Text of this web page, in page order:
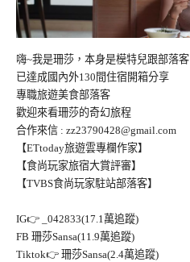
嗨~我是珊莎，本身是模特兒跟部落客
已達成國內外130間住宿開箱分享
專職旅遊美食部落客
歡迎來看珊莎的奇幻旅程
合作來信 : zz23790428@gmail.com
【ETtoday旅遊雲專欄作家】
【食尚玩家旅宿大賞評審】
【TVBS食尚玩家駐站部落客】
IG👉
_042833(17.1萬追蹤)
FB 珊莎Sansa(11.9萬追蹤)
Tiktok👉 珊莎Sansa(2.4萬追蹤)